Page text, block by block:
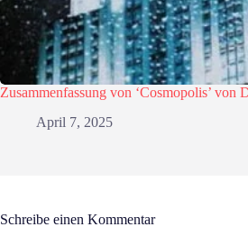
Zusammenfassung von ‘Cosmopolis’ von
April 7, 2025
Schreibe einen Kommentar